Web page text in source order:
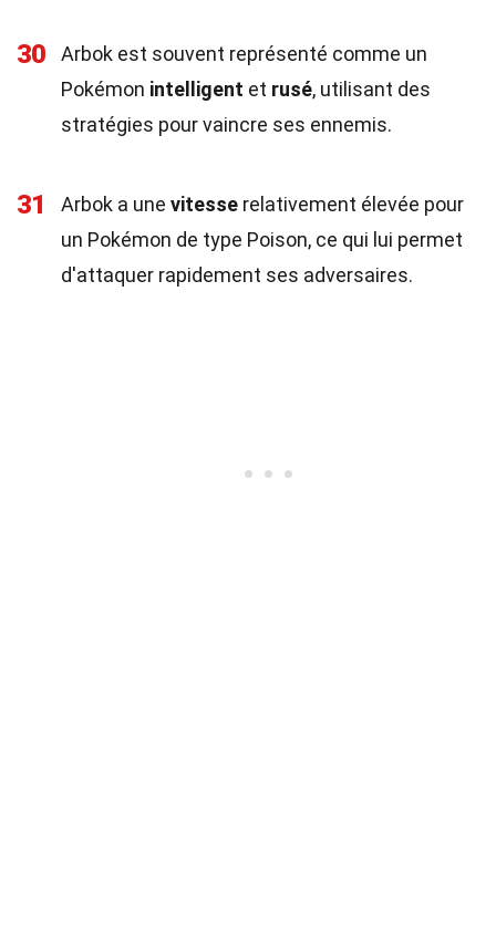
30
Arbok est souvent représenté comme un
Pokémon intelligent et rusé, utilisant des
stratégies pour vaincre ses ennemis.
31 Arbok a une vitesse relativement élevée pour
un Pokémon de type Poison, ce qui lui permet
d'attaquer rapidement ses adversaires.